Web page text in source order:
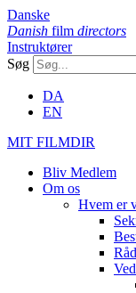
Danske
Danish film directors
Instruktører
Søg
DA
EN
MIT FILMDIR
Bliv Medlem
Om os
Hvem er